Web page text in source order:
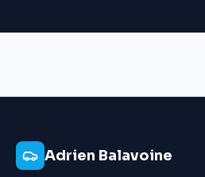
Adrien Balavoine